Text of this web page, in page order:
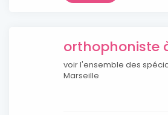
orthophoniste
voir l'ensemble des
Marseille